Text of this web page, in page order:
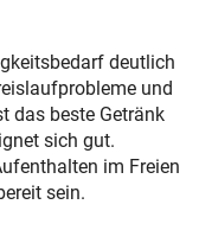
deutlich
und
das beste Getränk
sich gut.
im Freien
sein.